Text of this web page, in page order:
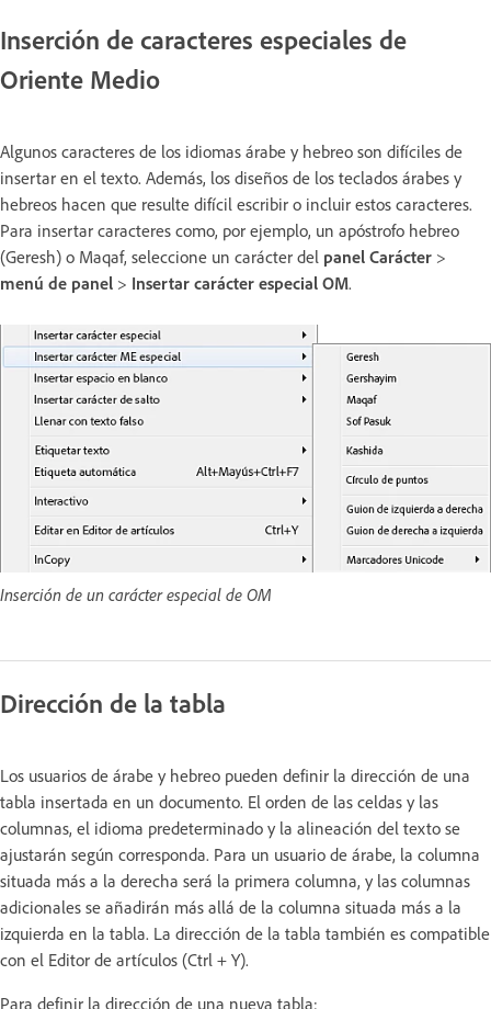
Inserción de caracteres especiales de
Oriente Medio
Algunos caracteres de los idiomas árabe y hebreo son difíciles de
insertar en el texto. Además, los diseños de los teclados árabes y
hebreos hacen que resulte difícil escribir o incluir estos caracteres.
Para insertar caracteres como, por ejemplo, un apóstrofo hebreo
(Geresh) o Maqaf, seleccione un carácter del panel Carácter >
menú de panel > Insertar carácter especial OM.
Inserción de un carácter especial de OM
Dirección de la tabla
Los usuarios de árabe y hebreo pueden definir la dirección de una
tabla insertada en un documento. El orden de las celdas y las
columnas, el idioma predeterminado y la alineación del texto se
ajustarán según corresponda. Para un usuario de árabe, la columna
situada más a la derecha será la primera columna, y las columnas
adicionales se añadirán más allá de la columna situada más a la
izquierda en la tabla. La dirección de la tabla también es compatible
con el Editor de artículos (Ctrl + Y).
Para definir la dirección de una nueva tabla: